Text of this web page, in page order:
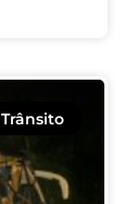
Trânsito